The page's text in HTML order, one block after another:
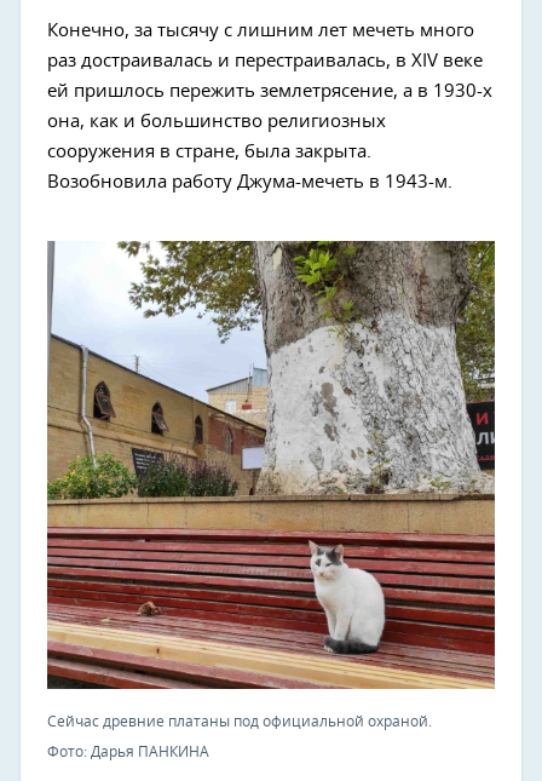
Конечно, за тысячу с лишним лет мечеть много
раз достраивалась и перестраивалась, в XIV веке
ей пришлось пережить землетрясение, а в 1930-х
она, как и большинство религиозных
сооружения в стране, была закрыта.
Возобновила работу Джума-мечеть в 1943-м.
Сейчас древние платаны под официальной охраной.
Фото: Дарья ПАНКИНА